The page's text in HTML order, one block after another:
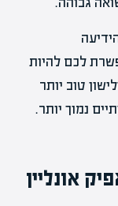
לכם להיות
טוב יותר
נמוך יותר.
אונליין